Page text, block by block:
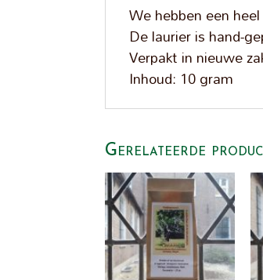
We hebben een
De laurier is hand-
Verpakt in nieuwe
Inhoud: 10 gram
Gerelateerde